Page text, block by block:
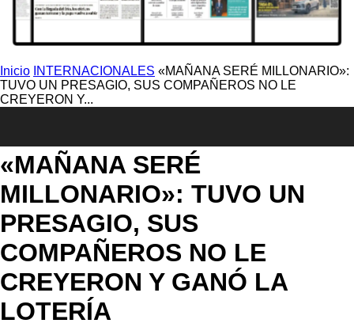
Inicio INTERNACIONALES «MAÑANA SERÉ MILLONARIO»:
TUVO UN PRESAGIO, SUS COMPAÑEROS NO LE
CREYERON Y...
«MAÑANA SERÉ
MILLONARIO»: TUVO UN
PRESAGIO, SUS
COMPAÑEROS NO LE
CREYERON Y GANÓ LA
LOTERÍA